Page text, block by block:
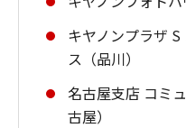
キヤノンプラザ
ス（品川）
名古屋支店 コミ
古屋）